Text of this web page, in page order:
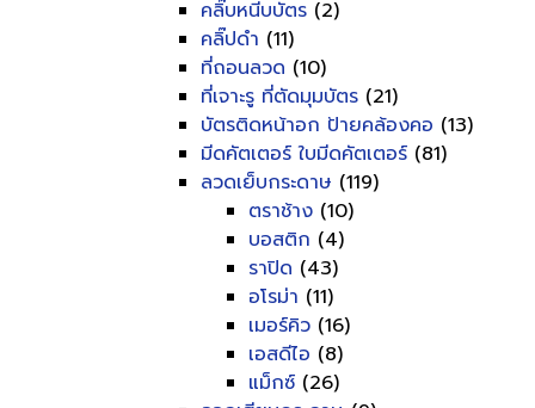
คลิ๊บหนีบบัตร (2)
คลิ๊ปดำ (11)
ที่ถอนลวด (10)
ที่เจาะรู ที่ตัดมุมบัตร (21)
บัตรติดหน้าอก ป้ายคล้องคอ (13)
มีดคัตเตอร์ ใบมีดคัตเตอร์ (81)
ลวดเย็บกระดาษ (119)
ตราช้าง (10)
บอสติก (4)
ราปิด (43)
อโรม่า (11)
เมอร์คิว (16)
เอสดีไอ (8)
แม็กซ์ (26)